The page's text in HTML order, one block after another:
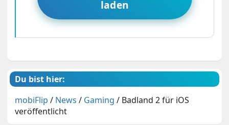
laden
Du bist hier:
mobiFlip / News / Gaming / Badland 2 für iOS
veröffentlicht